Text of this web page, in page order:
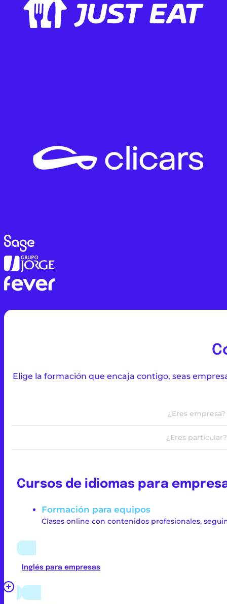
Elige la formación que encaja contigo, seas
¿Eres empresa?
¿Eres particular?
Cursos de idiomas para
Formación para equipos
Clases online con contenidos profesionales,
Inglés para empresas